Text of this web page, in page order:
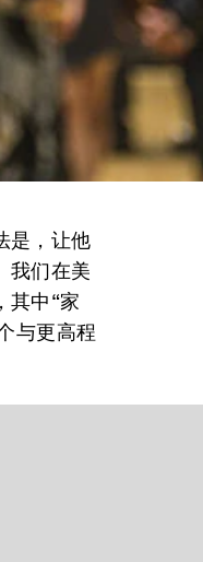
是，让他
我们在美
其中“家
与更高程